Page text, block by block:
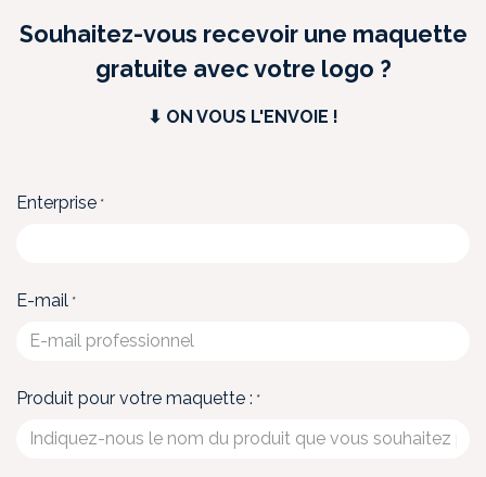
Souhaitez-vous recevoir une maquette
gratuite avec votre logo ?
⬇︎ ON VOUS L'ENVOIE !
Enterprise *
E-mail *
Produit pour votre maquette : *